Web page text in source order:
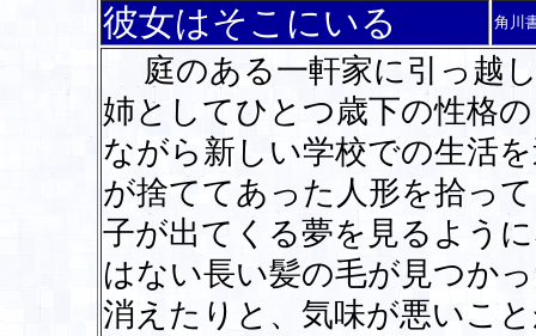
彼女はそこにいる 角川
庭のある一軒家に引っ越
姉としてひとつ歳下の性格
ながら新しい学校での生活
が捨ててあった人形を拾っ
子が出てくる夢を見るよう
はない長い髪の毛が見つか
消えたりと、気味が悪いこ